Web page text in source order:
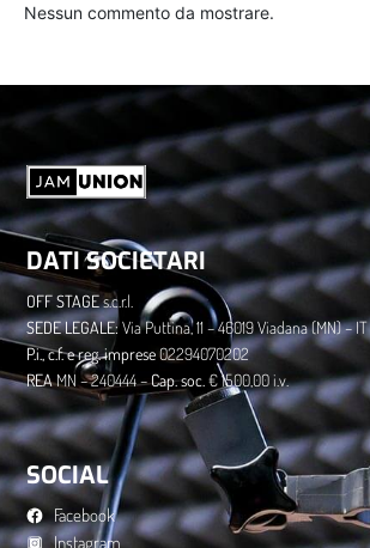
Nessun commento da mostrare.
DATI SOCIETARI
OFF STAGEs.c.r.l.
​SEDE LEGALE:Via Puttina, 11 – 46019 Viadana (MN) – IT
P.i., c.f. e reg. imprese02294070202
​REAMN – 240444 –Cap. soc. € 1500,00 i.v.
SOCIAL
Facebook
Instagram